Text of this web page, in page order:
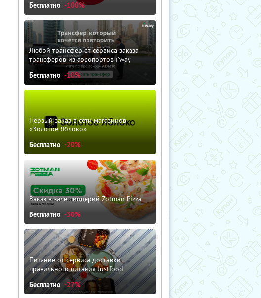
Бесплатно -100%
Любой трансфер от сервиса заказа
трансферов из аэропортов i'way
Бесплатно -10%
Первый заказ в сети магазинов
«Золотое Яблоко»
Бесплатно -20%
Заказ в зале пиццерий Zotman Pizza
Бесплатно -30%
Питание от сервиса доставки
правильного питания Justfood
Бесплатно -27%